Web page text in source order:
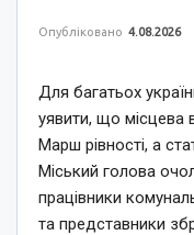
Опубліковано 4.08.2026
Для багатьох
уявити, що
Марш рівності, а
Міський голова
працівники
та представники